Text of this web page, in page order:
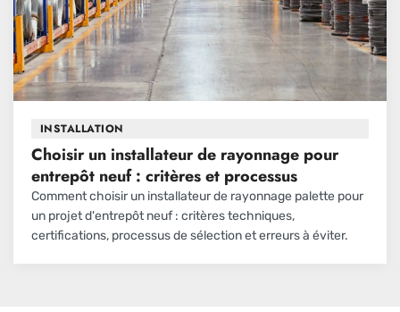
INSTALLATION
Choisir un installateur de rayonnage pour
entrepôt neuf : critères et processus
Comment choisir un installateur de rayonnage palette pour
un projet d'entrepôt neuf : critères techniques,
certifications, processus de sélection et erreurs à éviter.